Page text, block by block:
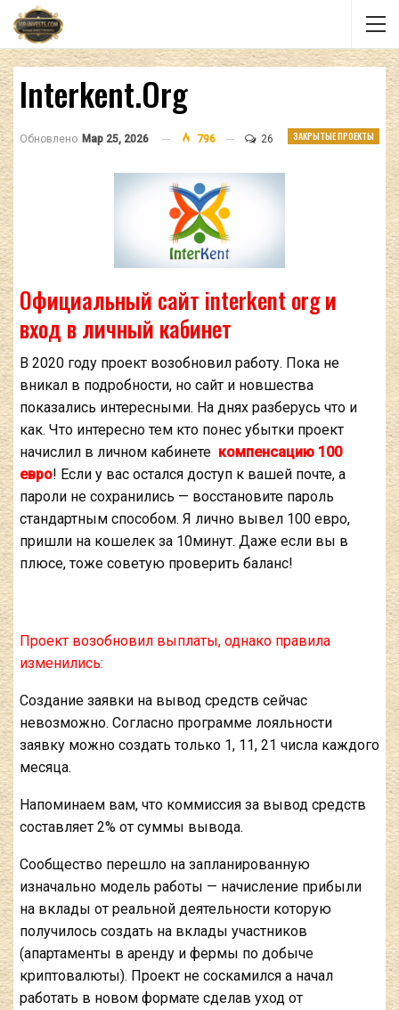
Interkent.org
ЗАКРЫТЫЕ ПРОЕКТЫ
Обновлено Мар 25, 2026 796 26
Официальный сайт interkent org и
вход в личный кабинет
В 2020 году проект возобновил работу. Пока не
вникал в подробности, но сайт и новшества
показались интересными. На днях разберусь что и
как. Что интересно тем кто понес убытки проект
начислил в личном кабинете компенсацию 100
евро! Если у вас остался доступ к вашей почте, а
пароли не сохранились — восстановите пароль
стандартным способом. Я лично вывел 100 евро,
пришли на кошелек за 10минут. Даже если вы в
плюсе, тоже советую проверить баланс!
Проект возобновил выплаты, однако правила
изменились:
Создание заявки на вывод средств сейчас
невозможно. Согласно программе лояльности
заявку можно создать только 1, 11, 21 числа каждого
месяца.
Напоминаем вам, что коммиссия за вывод средств
составляет 2% от суммы вывода.
Сообщество перешло на запланированную
изначально модель работы — начисление прибыли
на вклады от реальной деятельности которую
получилось создать на вклады участников
(апартаменты в аренду и фермы по добыче
криптовалюты). Проект не соскамился а начал
работать в новом формате сделав уход от